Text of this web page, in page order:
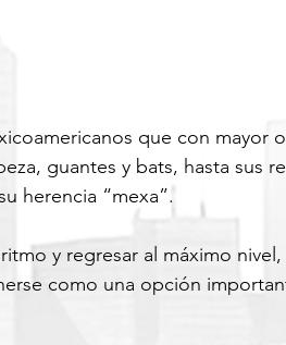
que con mayor
guantes y bats, hasta sus
herencia “mexa”.
y regresar al máximo
como una opción